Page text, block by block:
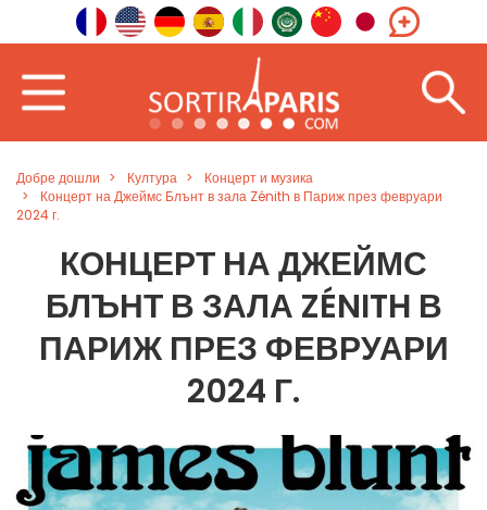
Добре дошли Култура
Концерт и музика
Концерт на Джеймс Блънт в зала Zénith в Париж през февруари
2024 г.
КОНЦЕРТ НА ДЖЕЙМС
БЛЪНТ В ЗАЛА ZÉNITH В
ПАРИЖ ПРЕЗ ФЕВРУАРИ
2024 Г.